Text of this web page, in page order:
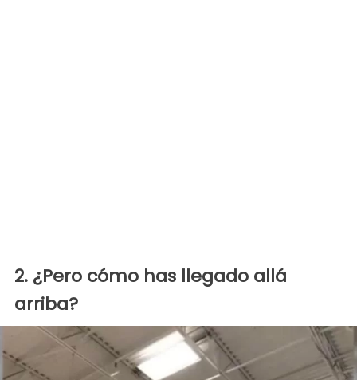
2. ¿Pero cómo has llegado allá
arriba?